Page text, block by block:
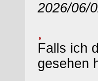
2026/06/
Falls ich
gesehen